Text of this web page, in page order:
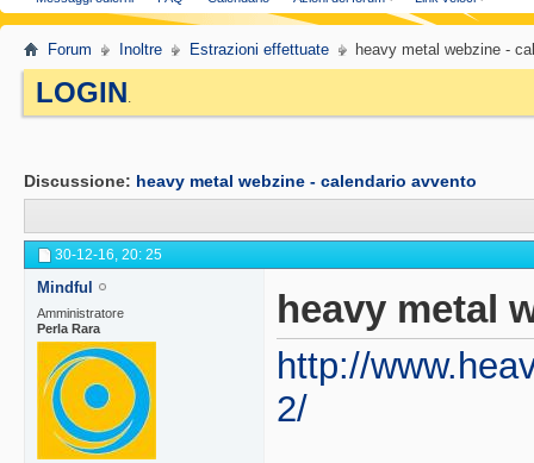
Forum Inoltre Estrazioni effettuate heavy metal webzine -
LOGIN.
Discussione: heavy metal webzine - calendario avvento
30-12-16, 20: 25
Mindful
Amministratore
Perla Rara
heavy metal
http://
2/